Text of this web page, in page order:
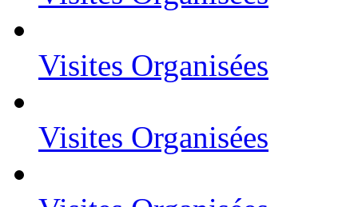
Visites Organisées
Visites Organisées